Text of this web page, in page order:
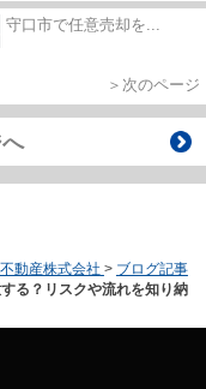
守口市で任意売却を...
＞次のページ
動産株式会社 > ブログ記事
る？リスクや流れを知り納